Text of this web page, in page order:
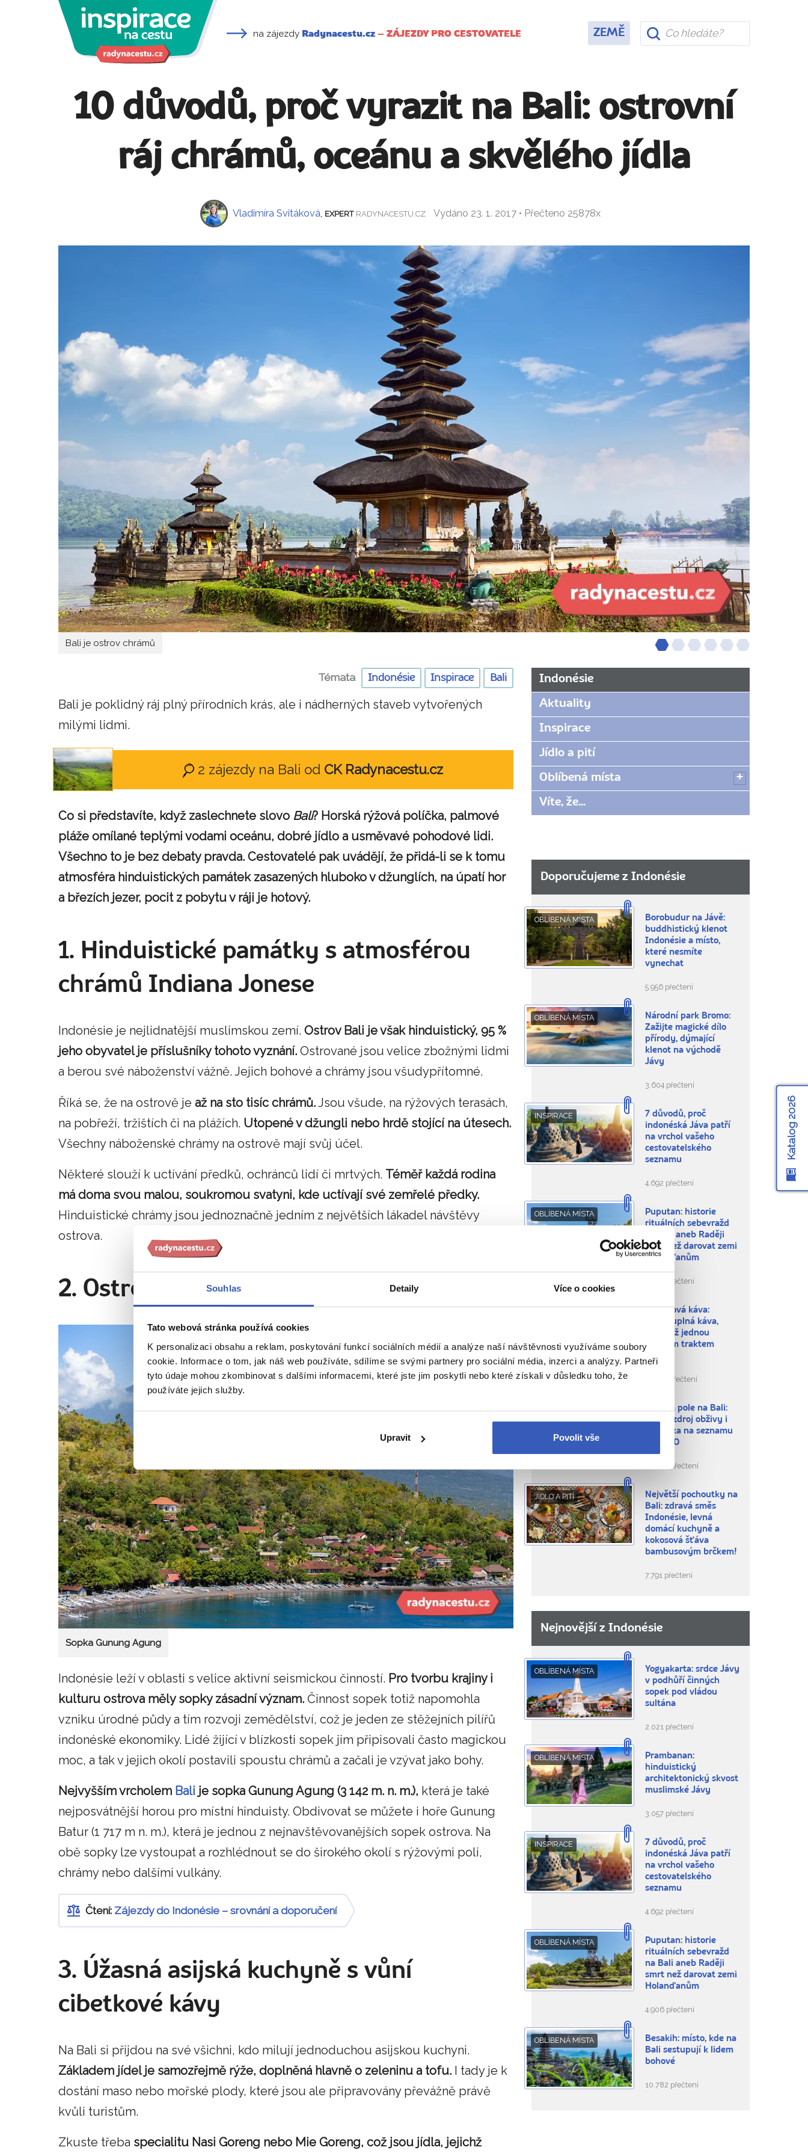
Souhlas Detaily Více o cookies
Tato webová stránka používá cookies
K personalizaci obsahu a reklam, poskytování funkcí sociálních médií a analýze naší návštěvnosti využíváme soubory
cookie. Informace o tom, jak náš web používáte, sdílíme se svými partnery pro sociální média, inzerci a analýzy. Partneři
tyto údaje mohou zkombinovat s dalšími informacemi, které jste jim poskytli nebo které získali v důsledku toho, že
používáte jejich služby.
Upravit Povolit vše
na zájezdy Radynacestu.cz – ZÁJEZDY PRO CESTOVATELE ZEMĚ
10 důvodů, proč vyrazit na Bali: ostrovní
ráj chrámů, oceánu a skvělého jídla
Vladimíra Svitáková, EXPERT RADYNACESTU.CZ Vydáno 23. 1. 2017 • Přečteno 25878x
Bali je ostrov chrámů
Témata Indonésie Inspirace Bali
Bali je poklidný ráj plný přírodních krás, ale i nádherných staveb vytvořených
milými lidmi.
2 zájezdy na Bali od CK Radynacestu.cz
Co si představíte, když zaslechnete slovo Bali? Horská rýžová políčka, palmové
pláže omílané teplými vodami oceánu, dobré jídlo a usměvavé pohodové lidi.
Všechno to je bez debaty pravda. Cestovatelé pak uvádějí, že přidá-li se k tomu
atmosféra hinduistických památek zasazených hluboko v džunglích, na úpatí hor
a březích jezer, pocit z pobytu v ráji je hotový.
1. Hinduistické památky s atmosférou
chrámů Indiana Jonese
Indonésie je nejlidnatější muslimskou zemí. Ostrov Bali je však hinduistický, 95 %
jeho obyvatel je příslušníky tohoto vyznání. Ostrované jsou velice zbožnými lidmi
a berou své náboženství vážně. Jejich bohové a chrámy jsou všudypřítomné.
Říká se, že na ostrově je až na sto tisíc chrámů.Jsou všude, na rýžových terasách,
na pobřeží, tržištích či na plážích. Utopené v džungli nebo hrdě stojící na útesech.
Všechny náboženské chrámy na ostrově mají svůj účel.
Některé slouží k uctívání předků, ochránců lidí či mrtvých. Téměř každá rodina
má doma svou malou, soukromou svatyni, kde uctívají své zemřelé předky.
Hinduistické chrámy jsou jednoznačně jedním z největších lákadel návštěvy
ostrova.
2. Ostrov bohů sopečného původu
Sopka Gunung Agung
Indonésie leží v oblasti s velice aktivní seismickou činností. Pro tvorbu krajiny i
kulturu ostrova měly sopky zásadní význam. Činnost sopek totiž napomohla
vzniku úrodné půdy a tím rozvoji zemědělství, což je jeden ze stěžejních pilířů
indonéské ekonomiky. Lidé žijící v blízkosti sopek jim připisovali často magickou
moc, a tak v jejich okolí postavili spoustu chrámů a začali je vzývat jako bohy.
Nejvyšším vrcholem Bali je sopka Gunung Agung (3 142 m. n. m.), která je také
nejposvátnější horou pro místní hinduisty. Obdivovat se můžete i hoře Gunung
Batur (1 717 m n. m.), která je jednou z nejnavštěvovanějších sopek ostrova. Na
obě sopky lze vystoupat a rozhlédnout se do širokého okolí s rýžovými poli,
chrámy nebo dalšími vulkány.
Čtení: Zájezdy do Indonésie – srovnání a doporučení
3. Úžasná asijská kuchyně s vůní
cibetkové kávy
Na Bali si přijdou na své všichni, kdo milují jednoduchou asijskou kuchyni.
Základem jídel je samozřejmě rýže, doplněná hlavně o zeleninu a tofu. I tady je k
dostání maso nebo mořské plody, které jsou ale připravovány převážně právě
kvůli turistům.
Zkuste třeba specialitu Nasi Goreng nebo Mie Goreng, což jsou jídla, jejichž
Indonésie
Aktuality
Inspirace
Jídlo a pití
Oblíbená místa
Víte, že...
Doporučujeme z Indonésie
OBLÍBENÁ MÍSTA
Borobudur na Jávě:
buddhistický klenot
Indonésie a místo,
které nesmíte
vynechat
5.956 přečtení
OBLÍBENÁ MÍSTA
Národní park Bromo:
Zažijte magické dílo
přírody, dýmající
klenot na východě
Jávy
3.604 přečtení
INSPIRACE
7 důvodů, proč
indonéská Jáva patří
na vrchol vašeho
cestovatelského
seznamu
4.692 přečtení
OBLÍBENÁ MÍSTA
Puputan: historie
rituálních sebevražd
na Bali aneb Raději
smrt než darovat zemi
Holanďanům
4.906 přečtení
Cibetková káva:
rozporuplná káva,
která už jednou
trávicím traktem
prošla
13.281 přečtení
VÍTE, ŽE...
Rýžová pole na Bali:
hlavní zdroj obživy i
památka na seznamu
UNESCO
11.880 přečtení
JÍDLO A PITÍ
Největší pochoutky na
Bali: zdravá směs
Indonésie, levná
domácí kuchyně a
kokosová šťáva
bambusovým brčkem!
7.791 přečtení
Nejnovější z Indonésie
OBLÍBENÁ MÍSTA
Yogyakarta: srdce Jávy
v podhůří činných
sopek pod vládou
sultána
2.021 přečtení
OBLÍBENÁ MÍSTA
Prambanan:
hinduistický
architektonický skvost
muslimské Jávy
3.057 přečtení
INSPIRACE
7 důvodů, proč
indonéská Jáva patří
na vrchol vašeho
cestovatelského
seznamu
4.692 přečtení
OBLÍBENÁ MÍSTA
Puputan: historie
rituálních sebevražd
na Bali aneb Raději
smrt než darovat zemi
Holanďanům
4.906 přečtení
OBLÍBENÁ MÍSTA
Besakih: místo, kde na
Bali sestupují k lidem
bohové
10.782 přečtení
Katalog 2026